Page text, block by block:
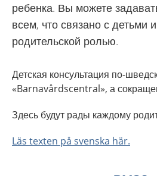
ребенка. Вы можете
всем, что связано с детьми
родительской ролью.
Детская консультация по-
«Barnavårdscentral», а
Здесь будут рады каждому
Läs texten på svenska här.